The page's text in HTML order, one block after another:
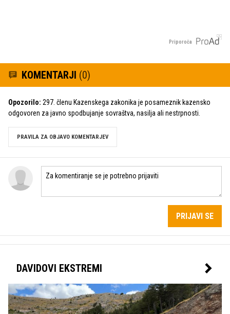
Priporoča
KOMENTARJI (0)
Opozorilo: 297. členu Kazenskega zakonika je posameznik kazensko
odgovoren za javno spodbujanje sovraštva, nasilja ali nestrpnosti.
PRAVILA ZA OBJAVO KOMENTARJEV
PRIJAVI SE
DAVIDOVI EKSTREMI